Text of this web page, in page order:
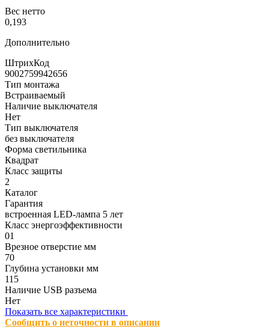
Вес нетто
0,193
Дополнительно
ШтрихКод
9002759942656
Тип монтажа
Встраиваемый
Наличие выключателя
Нет
Тип выключателя
без выключателя
Форма светильника
Квадрат
Класс защиты
2
Каталог
Гарантия
встроенная LED-лампа 5 лет
Класс энергоэффективности
01
Врезное отверстие мм
70
Глубина установки мм
115
Наличие USB разъема
Нет
Показать все характеристики
Сообщить о неточности в описании